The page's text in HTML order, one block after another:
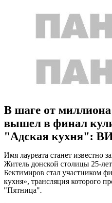
В шаге от
вышел в финал
"Адская кухня":
Имя лауреата станет известно
Житель донской столицы 25-
Бектимиров стал участником
кухня», трансляция которого
"Пятница".